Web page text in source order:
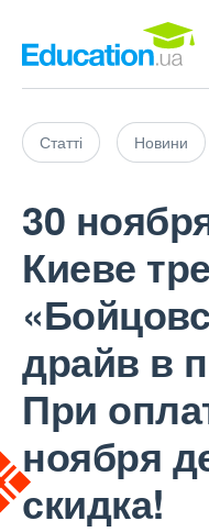
Статті Новини
30
Киеве
драйв в
При
ноября
скидка!